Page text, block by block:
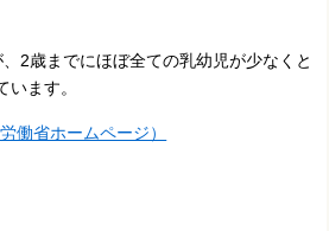
2歳までにほぼ全ての乳幼児が少なくと
います。
働省ホームページ）